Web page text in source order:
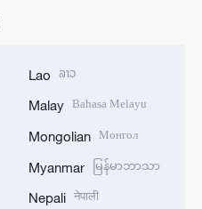
Lao ລາວ
Malay Bahasa Melayu
Mongolian Монгол
Myanmar မြန်မာဘာသာ
Nepali नेपाली